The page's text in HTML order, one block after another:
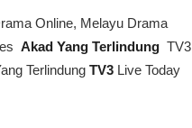
Online, Melayu Drama
Akad Yang Terlindung TV3
Terlindung TV3Live Today